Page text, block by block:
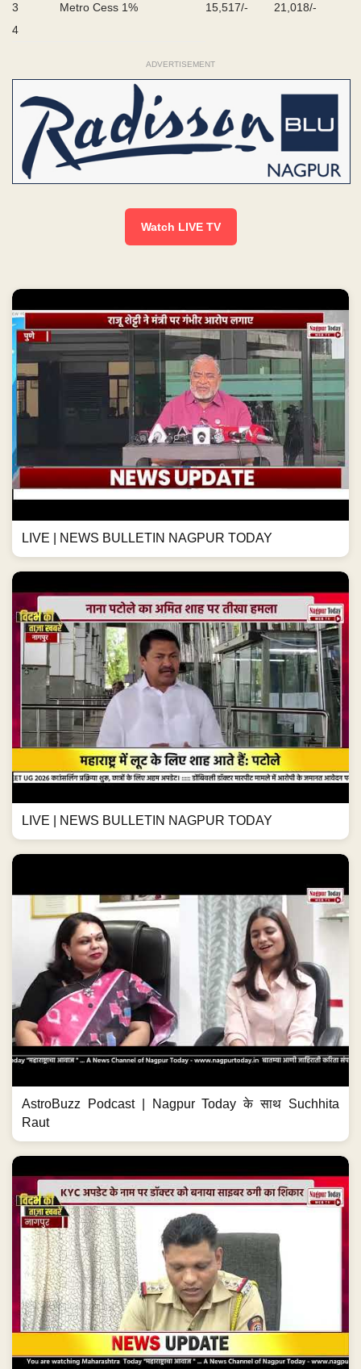
3
Metro Cess 1% 15,517/-
21,018/-
4
ADVERTISEMENT
Watch LIVE TV
LIVE | NEWS BULLETIN NAGPUR TODAY
LIVE | NEWS BULLETIN NAGPUR TODAY
AstroBuzz Podcast | Nagpur Today के साथ Suchhita
Raut